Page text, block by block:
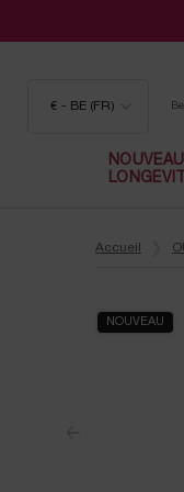
€ - BE (FR)
NOUVEAU
Accueil
NOUVEAU